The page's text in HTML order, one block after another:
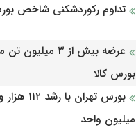
تداوم رکوردشکنی شاخص
عرضه بیش از ۳
بورس کالا
میلیون واحد